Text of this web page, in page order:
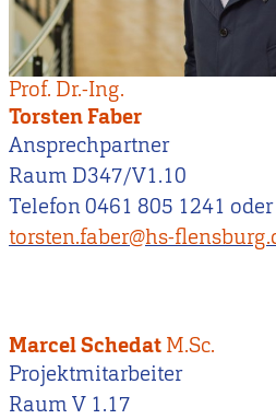
Prof. Dr.-Ing.
Torsten Faber
Ansprechpartner
Raum D347/V1.10
Telefon 0461 805 1241
torsten.faber@hs-
Marcel Schedat M.Sc.
Projektmitarbeiter
Raum V 1.17